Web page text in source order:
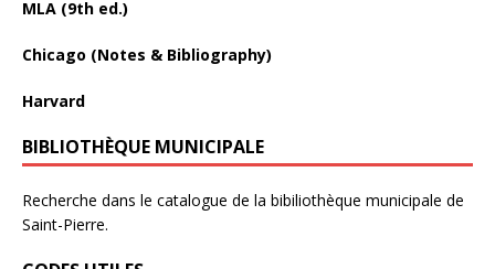
MLA (9th ed.)
Chicago (Notes & Bibliography)
Harvard
BIBLIOTHÈQUE MUNICIPALE
Recherche dans le catalogue de la bibiliothèque municipale de
Saint-Pierre.